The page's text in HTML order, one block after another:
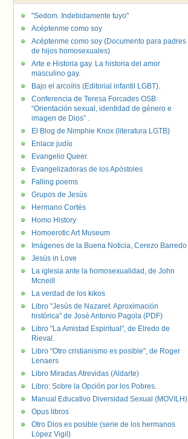
"Sedom. Indebidamente tuyo"
Acéptenme como soy
Acéptenme como soy (Documento para padres
de hijos homosexuales)
Arte e Historia gay. La historia del amor
masculino gay.
Bajo el arcoíris (Editorial infantil LGBT).
Conferencia de Teresa Forcades OSB:
“Orientación sexual, identidad de género e
imagen de Dios” .
El Blog de Nimphie Knox (literatura LGTB)
Enlace judío
Evangelio Queer.
Evangelizadoras de los Apóstoles
Falling poems
Grupos de Jesús
Hermano Cortés
Homo History
Homoerotic Art Museum
Imágenes de la Buena Noticia, Cerezo Barredo
Jesús in Love
La iglesia ante la homosexualidad, de John
Mcneill
La verdad de los kikos
Libro "Jesús de Nazaret. Aproximación
histórica" de José Antonio Pagola (PDF)
Libro "La Amistad Espiritual", de Elredo de
Rieval.
Libro "Otro cristianismo es posible", de Roger
Lenaers
Libro Miradas Atrevidas (Aldarte)
Libro: Sobre la Opción por los Pobres.
Manual Educativo Diversidad Sexual (MOVILH)
Opus libros
Otro Dios es posible (serie de los hermanos
López Vigil)